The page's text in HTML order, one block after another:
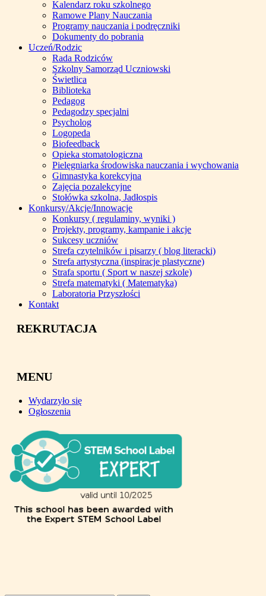
Kalendarz roku szkolnego
Ramowe Plany Nauczania
Programy nauczania i podręczniki
Dokumenty do pobrania
Uczeń/Rodzic
Rada Rodziców
Szkolny Samorząd Uczniowski
Świetlica
Biblioteka
Pedagog
Pedagodzy specjalni
Psycholog
Logopeda
Biofeedback
Opieka stomatologiczna
Pielęgniarka środowiska nauczania i wychowania
Gimnastyka korekcyjna
Zajęcia pozalekcyjne
Stołówka szkolna, Jadłospis
Konkursy/Akcje/Innowacje
Konkursy ( regulaminy, wyniki )
Projekty, programy, kampanie i akcje
Sukcesy uczniów
Strefa czytelników i pisarzy ( blog literacki)
Strefa artystyczna (inspiracje plastyczne)
Strafa sportu ( Sport w naszej szkole)
Strefa matematyki ( Matematyka)
Laboratoria Przyszłości
Kontakt
REKRUTACJA
MENU
Wydarzyło się
Ogłoszenia